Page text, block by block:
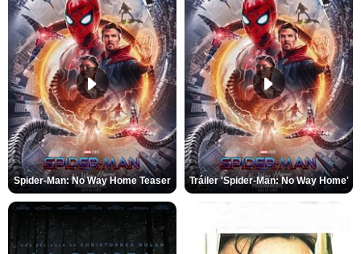
Spider-Man: No Way Home Teaser Tráiler 'Spider-Man: No Way Home'